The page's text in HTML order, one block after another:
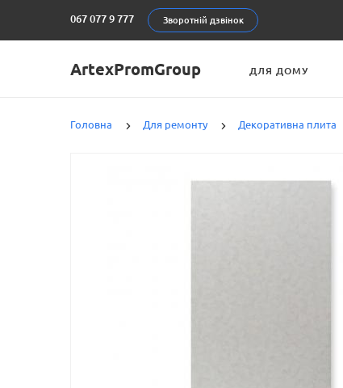
067 077 9 777 Зворотній дзвінок
ArtexPromGroup ДЛЯ ДОМУ
Головна Для ремонту Декоративна плита